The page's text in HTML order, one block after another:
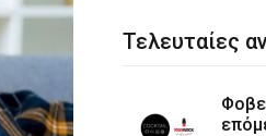
Τελευταίες